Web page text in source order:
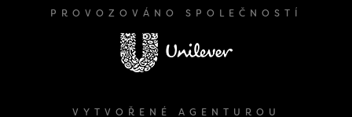
PROVOZOVÁNO SPOLEČNOSTÍ
VYTVOŘENÉ AGENTUROU